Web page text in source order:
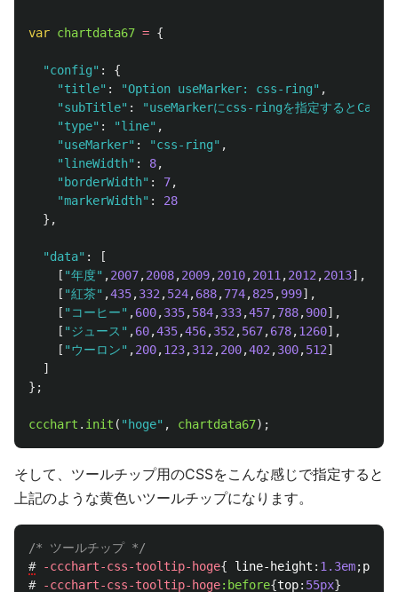
var chartdata67 = {
"config" :
{
"title" : "Option useMarker: css-ring" ,
"subTitle" : "useMarkerにcss-ringを指定するとCanvas
"type" : "line" ,
"useMarker" : "css-ring" ,
"lineWidth" : 8,
" borderWidth" : 7,
"markerWidth" :
28
},
"data" :
[
[ "年度" ,2007,2008,2009,2010,2011 ,2012 ,2013],
[ "紅茶" ,435,332 ,524,688,774,825,999],
[ " コーヒー" ,600,335,584,333,457,788,900],
[ "ジュース " ,60,435,456,352 ,567,678,1260],
[ "ウーロン" ,200,123,312 ,200,402 ,300,512]
]
};
ccchart . init ( " hoge" , chartdata67);
そして、ツールチップ用のCSSをこんな感じで指定すると
上記のような黄色いツールチップになります。
/* ツールチップ */
#
-ccchart-css-tooltip-hoge{ line-height : 1.3em;
#
-ccchart-css-tooltip-hoge:before{top: 55px}